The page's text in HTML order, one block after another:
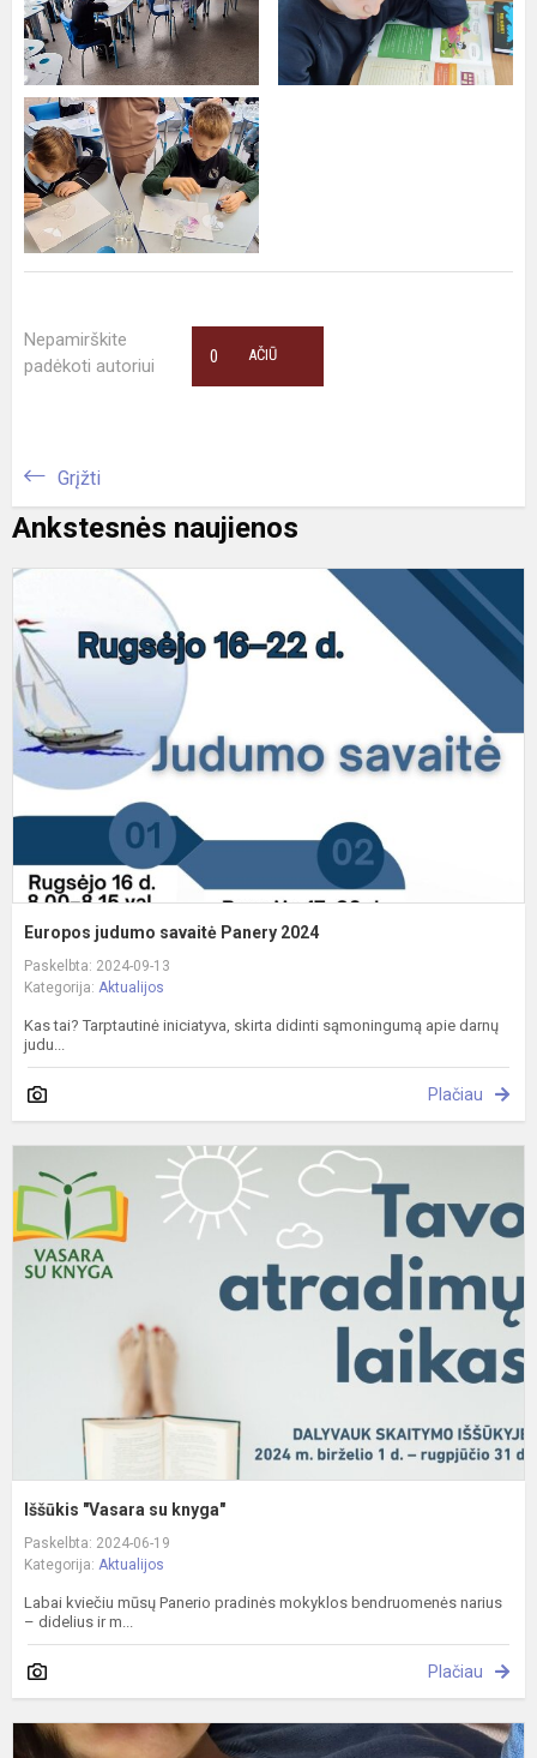
Nepamirškite
padėkoti autoriui
AČIŪ
0
Grįžti
Ankstesnės naujienos
Europos judumo savaitė Panery 2024
Paskelbta: 2024-09-13
Kategorija: Aktualijos
Kas tai? Tarptautinė iniciatyva, skirta didinti sąmoningumą apie darnų
judu...
Plačiau
Iššūkis "Vasara su knyga"
Paskelbta: 2024-06-19
Kategorija: Aktualijos
Labai kviečiu mūsų Panerio pradinės mokyklos bendruomenės narius
– didelius ir m...
Plačiau